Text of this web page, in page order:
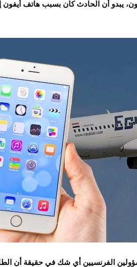
يبدو أن الحادث كان بسبب هاتف أيفون
الفرنسيين أي شك في حقيقة أن